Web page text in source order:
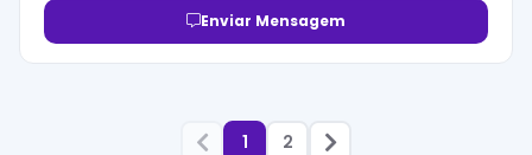
Enviar Mensagem
1 2